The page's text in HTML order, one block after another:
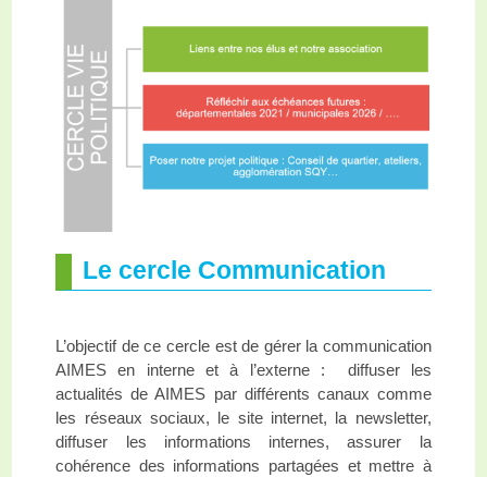
Le cercle Communication
L’objectif de ce cercle est de gérer la communication
AIMES en interne et à l’externe : diffuser les
actualités de AIMES par différents canaux comme
les réseaux sociaux, le site internet, la newsletter,
diffuser les informations internes, assurer la
cohérence des informations partagées et mettre à